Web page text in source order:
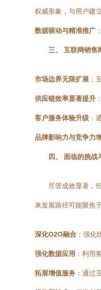
权威形象，与用户建
数据驱动与精准推广
三、 互联网销售
市场边界无限扩展 ：
供应链效率显著提升
客户服务体验升级 ：
品牌影响力与竞争力
四、 面临的挑战
尽管成效显著，
来发展路径可能聚焦
深化O2O融合 ：强化
强化数据应用 ：利用
拓展增值服务 ：通过